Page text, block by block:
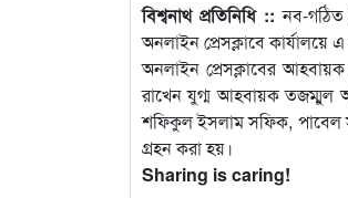
বিশ্বনাথ প্রতিনিধি :: নব-গঠিত
অনলাইন প্রেসক্লাবে কার্যালয়ে
অনলাইন প্রেসক্লাবের
রাখেন যুগ্ম আহবায়ক তজম্মুল
শফিকুল ইসলাম সফিক, পাবেল
গ্রহন করা হয়।
Sharing is caring!